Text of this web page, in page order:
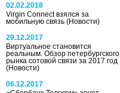
02.02.2018
Virgin Connect взялся за
мобильную связь (Новости)
29.12.2017
Виртуальное становится
реальным. Обзор петербургского
рынка сотовой связи за 2017 год
(Новости)
06.12.2017